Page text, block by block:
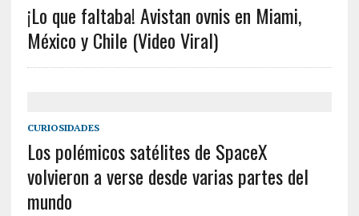
¡Lo que faltaba! Avistan ovnis en Miami,
México y Chile (Video Viral)
CURIOSIDADES
Los polémicos satélites de SpaceX
volvieron a verse desde varias partes del
mundo